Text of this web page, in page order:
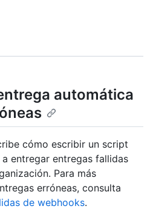
automática
cómo escribir un script
entregar entregas fallidas
Para más
erróneas, consulta
de webhooks.